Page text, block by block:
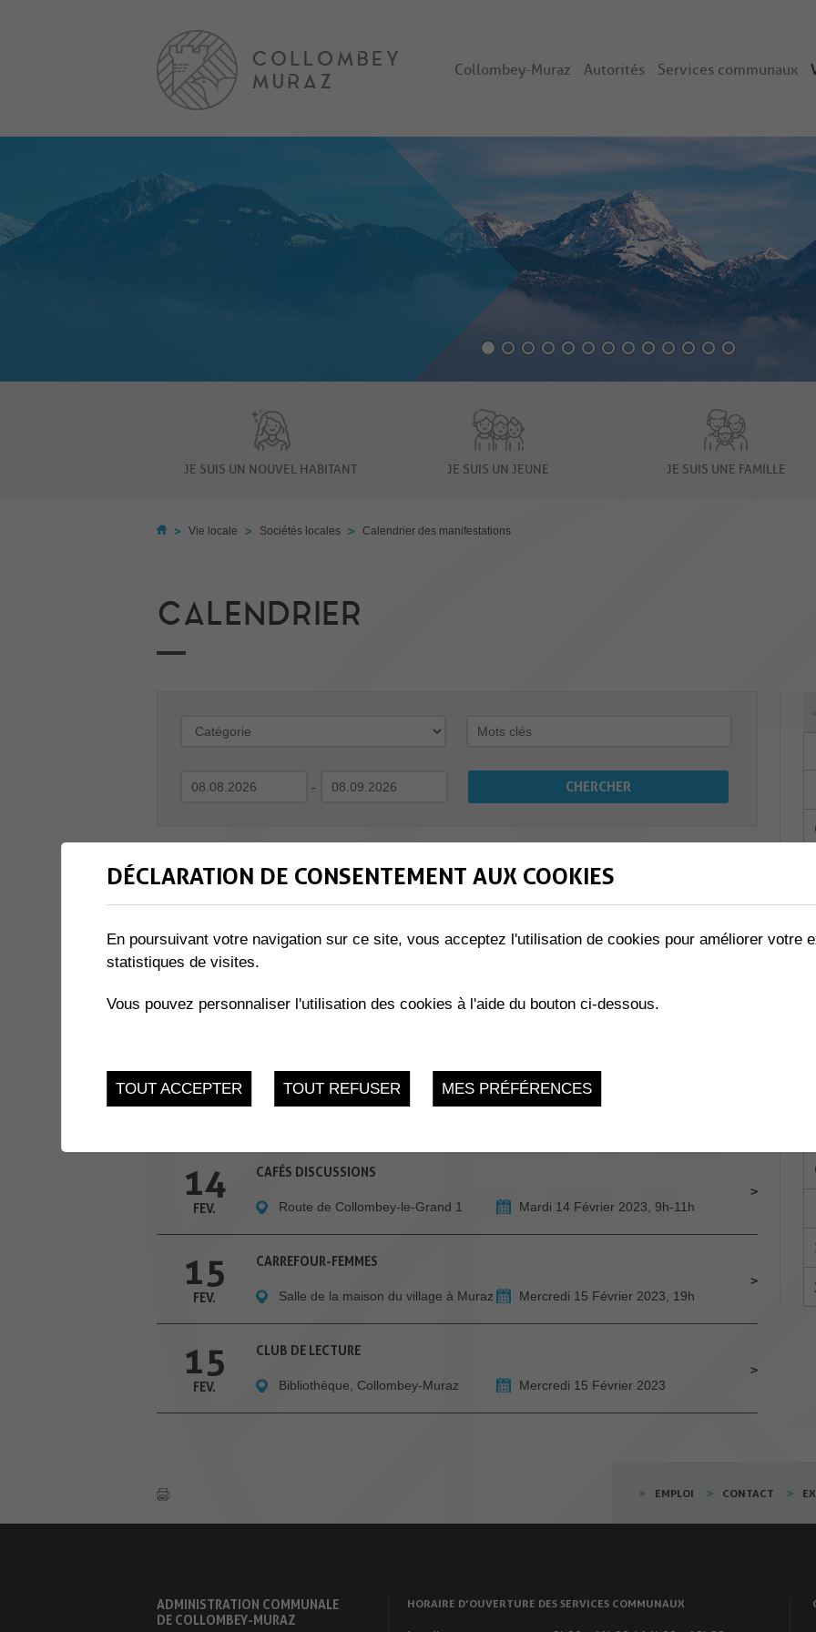
Collombey-Muraz Autorités Services communaux
JE SUIS UN NOUVEL HABITANT JE SUIS UN JEUNE JE SUIS UNE FAMILLE
> Vie locale > Sociétés locales > Calendrier des manifestations
CALENDRIER
-
9
FEV.
LE DROIT DES SUCCESSIONS
La Maison des Jeunes de Monthey Jeudi 9 Février 2023, 12h
9
11 SYMFAUNIE
14
FEV.
CAFÉS DISCUSSIONS
Route de Collombey-le-Grand 1 Mardi 14 Février 2023, 9h-11h
15
FEV.
CARREFOUR-FEMMES
Salle de la maison du village à Muraz Mercredi 15 Février 2023, 19h
15
FEV.
CLUB DE LECTURE
Bibliothèque, Collombey-Muraz Mercredi 15 Février 2023
EMPLOI CONTACT
ADMINISTRATION COMMUNALE
DE COLLOMBEY-MURAZ
HORAIRE D’OUVERTURE DES SERVICES COMMUNAUX
DÉCLARATION DE CONSENTEMENT AUX COOKIES
En poursuivant votre navigation sur ce site, vous acceptez l'utilisation de cookies pour améliorer votre
statistiques de visites.
Vous pouvez personnaliser l'utilisation des cookies à l'aide du bouton ci-dessous.
TOUT ACCEPTER TOUT REFUSER MES PRÉFÉRENCES